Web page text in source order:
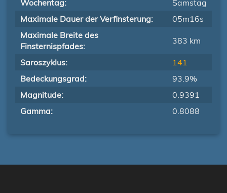
Wochentag:
Samstag
Maximale Dauer der Verfinsterung:
05m16s
Maximale Breite des
Finsternispfades:
383 km
Saroszyklus:
141
Bedeckungsgrad:
93.9%
Magnitude:
0.9391
Gamma:
0.8088